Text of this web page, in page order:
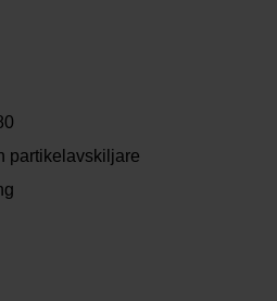
partikelavskiljare